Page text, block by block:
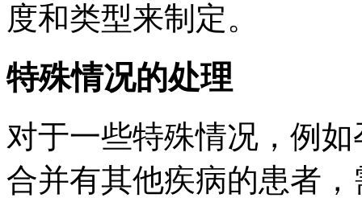
度和类型来制定。
特殊情况的处理
对于一些特殊情况，例
合并有其他疾病的患者